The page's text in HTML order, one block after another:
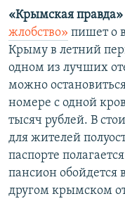
«Крымская правда»
жлобство» пишет о
Крыму в летний
одном из лучших
можно
номере с одной
тысяч рублей. В
для жителей
паспорте
пансион обойдется
другом крымском